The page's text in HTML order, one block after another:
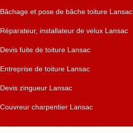
Bâchage et pose de bâche toiture Lansac
Réparateur, installateur de velux Lansac
Devis fuite de toiture Lansac
Entreprise de toiture Lansac
Devis zingueur Lansac
Couvreur charpentier Lansac